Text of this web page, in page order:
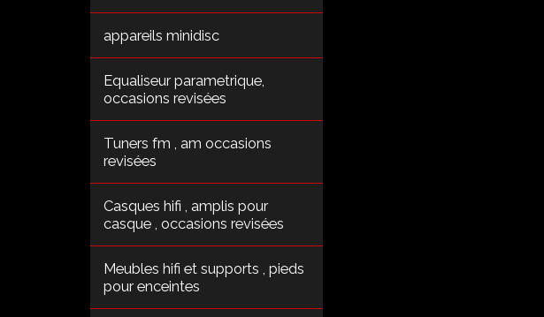
appareils minidisc
Equaliseur parametrique,
occasions revisées
Tuners fm , am occasions
revisées
Casques hifi , amplis pour
casque , occasions revisées
Meubles hifi et supports , pieds
pour enceintes